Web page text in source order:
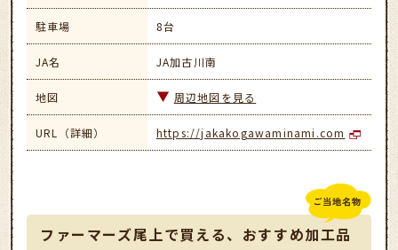
駐車場 8台
JA名 JA加古川南
地図 周辺地図を見る
URL（詳細） https://jakakogawaminami.com
ファーマーズ尾上で買える、おすすめ加工品